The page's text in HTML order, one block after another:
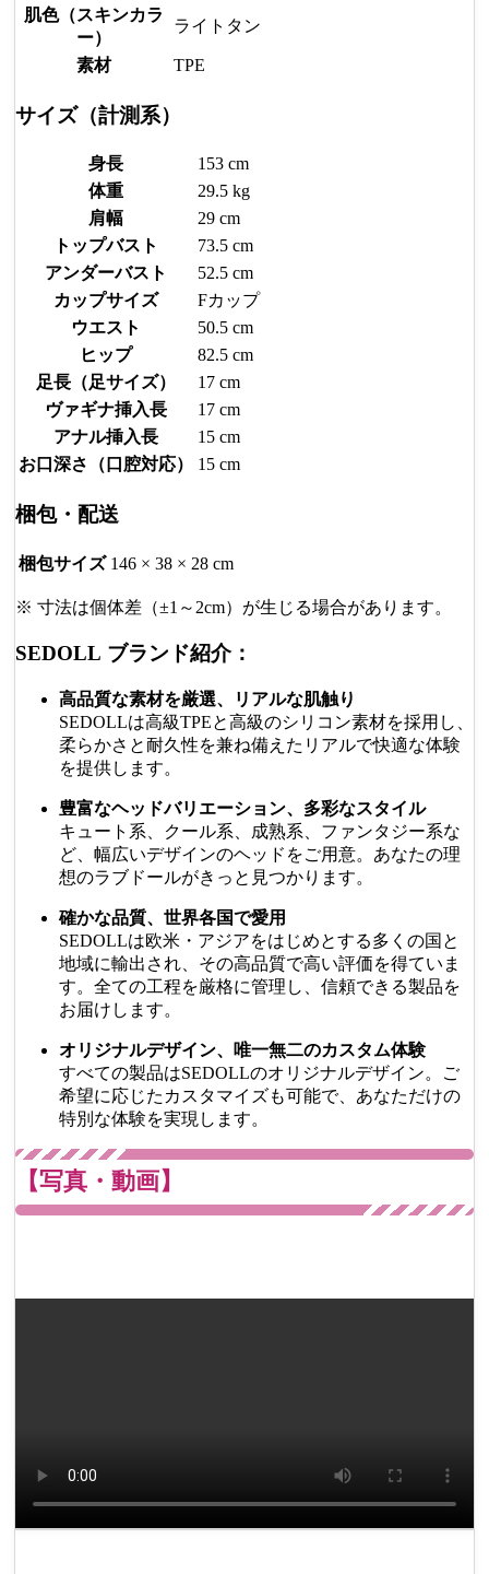
肌色（スキンカラ
ー）
ライトタン
素材 TPE
サイズ（計測系）
身長
153 cm
体重
29.5 kg
肩幅
29 cm
トップバスト
73.5 cm
アンダーバスト
52.5 cm
カップサイズ
Fカップ
ウエスト
50.5 cm
ヒップ
82.5 cm
足長（足サイズ）
17 cm
ヴァギナ挿入長
17 cm
アナル挿入長
15 cm
お口深さ（口腔対応）
15 cm
梱包・配送
梱包サイズ 146 × 38 × 28 cm
※ 寸法は個体差（±1～2cm）が生じる場合があります。
SEDOLL ブランド紹介：
高品質な素材を厳選、リアルな肌触り
SEDOLLは高級TPEと高級のシリコン素材を採用し、
柔らかさと耐久性を兼ね備えたリアルで快適な体験
を提供します。
豊富なヘッドバリエーション、多彩なスタイル
キュート系、クール系、成熟系、ファンタジー系な
ど、幅広いデザインのヘッドをご用意。あなたの理
想のラブドールがきっと見つかります。
確かな品質、世界各国で愛用
SEDOLLは欧米・アジアをはじめとする多くの国と
地域に輸出され、その高品質で高い評価を得ていま
す。全ての工程を厳格に管理し、信頼できる製品を
お届けします。
オリジナルデザイン、唯一無二のカスタム体験
すべての製品はSEDOLLのオリジナルデザイン。ご
希望に応じたカスタマイズも可能で、あなただけの
特別な体験を実現します。
【写真・動画】